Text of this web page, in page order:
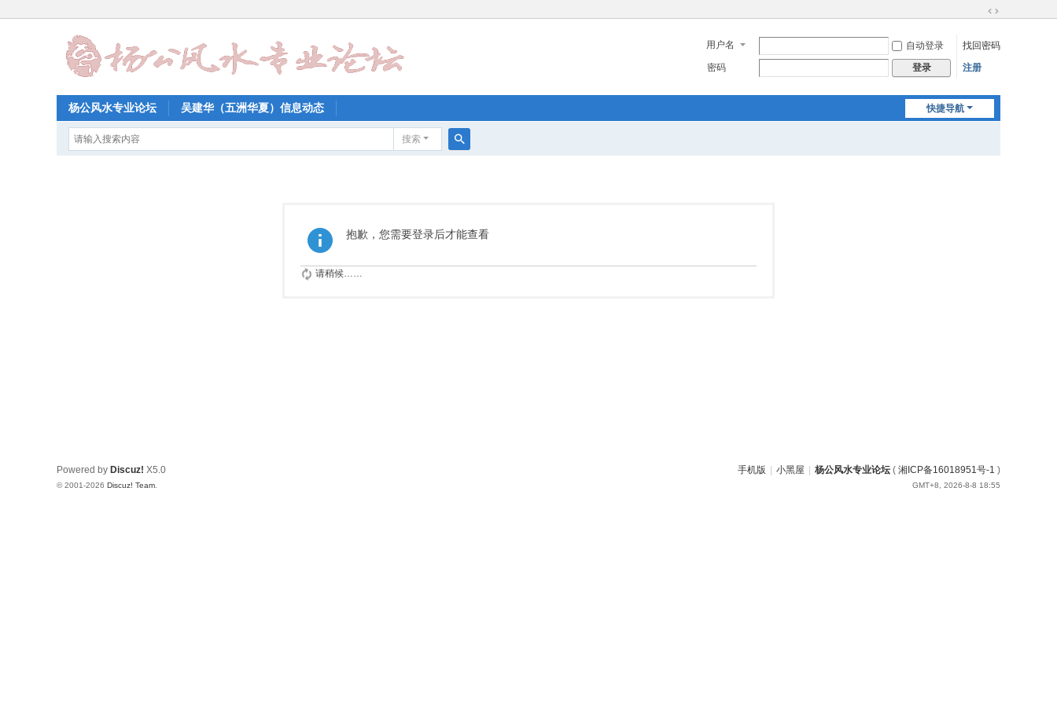
换
到
用户名 自动登录
找回密码
密码
登录 注册
快捷导航
杨公风水专业论坛 吴建华（五洲华夏）信息动态
搜索
抱歉，您需要登录后才能查看
请稍候……
手机版 小黑屋 杨公风水专业论坛 ( 湘ICP备16018951号-1 )
GMT+8, 2026-8-8 18:55
Powered by Discuz! X5.0
© 2001-2026 Discuz! Team